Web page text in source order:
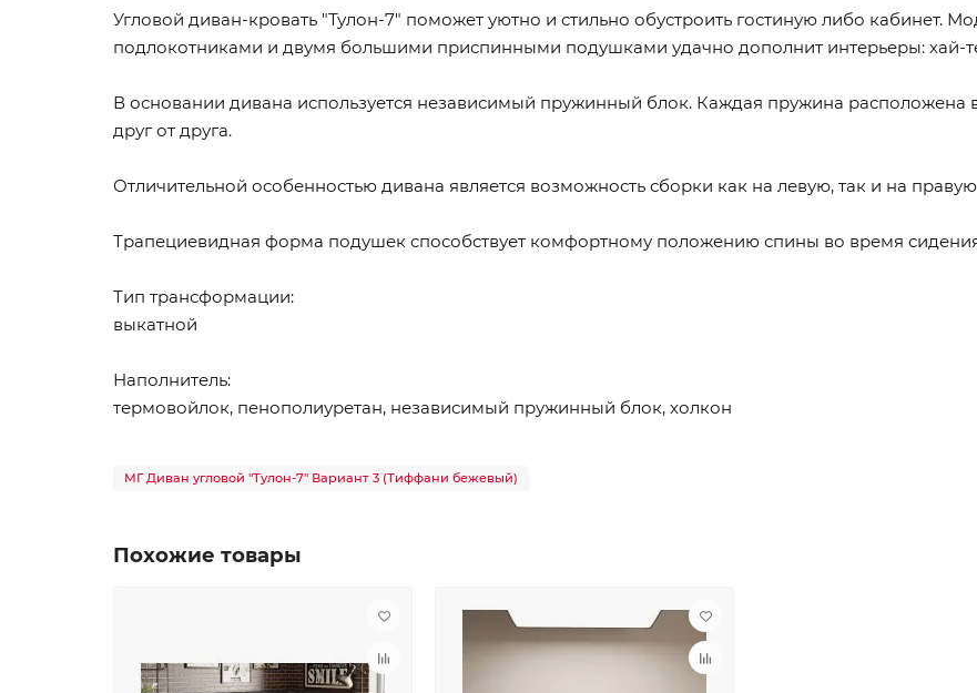
Угловой диван-кровать "Тулон-7" поможет уютно и стильно обустроить гостиную либо кабинет.
подлокотниками и двумя большими приспинными подушками удачно дополнит интерьеры: хай-
В основании дивана используется независимый пружинный блок. Каждая пружина расположена
друг от друга.
Отличительной особенностью дивана является возможность сборки как на левую, так и на
Трапециевидная форма подушек способствует комфортному положению спины во время
Тип трансформации:
выкатной
Наполнитель:
термовойлок, пенополиуретан, независимый пружинный блок, холкон
МГ Диван угловой "Тулон-7" Вариант 3 (Тиффани бежевый)
Похожие товары